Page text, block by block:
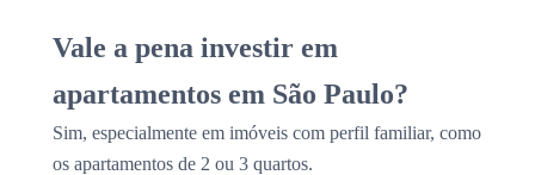
Vale a pena investir em
apartamentos em São Paulo?
Sim, especialmente em imóveis com perfil familiar, como
os apartamentos de 2 ou 3 quartos.